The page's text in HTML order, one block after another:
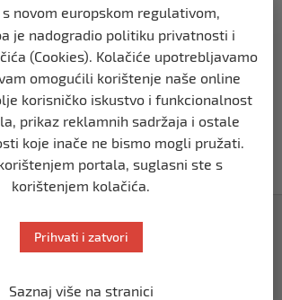
Federalnog ministarstva
poslova
5 mjeseci
SIPA-e: Pretresaju se stambeni i
objekti
5 mjeseci
s novom europskom regulativom,
je nadogradio politiku privatnosti i
(Cookies). Kolačiće upotrebljavamo
omogućili korištenje naše online
korisničko iskustvo i funkcionalnost
prikaz reklamnih sadržaja i ostale
koje inače ne bismo mogli pružati.
portala, suglasni ste s
korištenjem kolačića.
Prihvati i zatvori
Saznaj više na stranici